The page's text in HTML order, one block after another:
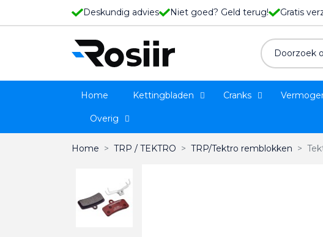
Deskundig advies Niet goed? Geld terug! Gratis
Home Kettingbladen Cranks
Overig
Home TRP / TEKTRO TRP/Tektro remblokken